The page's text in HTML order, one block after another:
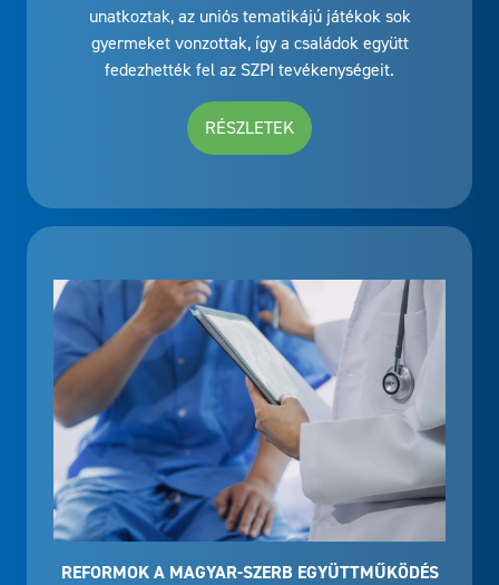
unatkoztak, az uniós tematikájú játékok sok
gyermeket vonzottak, így a családok együtt
fedezhették fel az SZPI tevékenységeit.
RÉSZLETEK
REFORMOK A MAGYAR-SZERB EGYÜTTMŰKÖDÉS